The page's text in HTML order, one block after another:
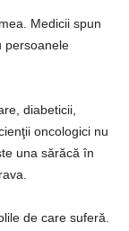
Medicii spun
persoanele
diabeticii,
oncologici nu
una sărăcă în
de care suferă.